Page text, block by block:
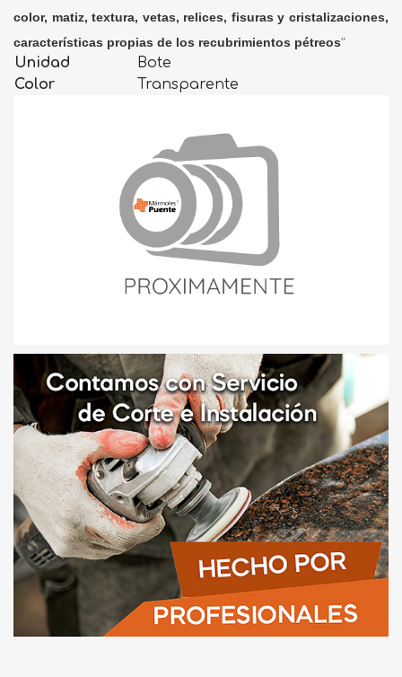
color, matiz, textura, vetas, relices, fisuras y cristalizaciones,
características propias de los recubrimientos pétreos"
Unidad
Bote
Color
Transparente